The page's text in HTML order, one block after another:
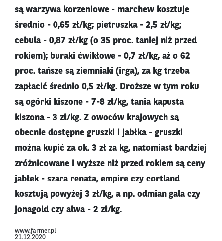
są warzywa korzeniowe - marchew kosztuje
średnio - 0,65 zł/kg; pietruszka - 2,5 zł/kg;
cebula - 0,87 zł/kg (o 35 proc. taniej niż przed
rokiem); buraki ćwikłowe - 0,7 zł/kg, aż o 62
proc. tańsze są ziemniaki (irga), za kg trzeba
zapłacić średnio 0,5 zł/kg. Droższe w tym roku
są ogórki kiszone - 7-8 zł/kg, tania kapusta
kiszona - 3 zł/kg. Z owoców krajowych są
obecnie dostępne gruszki i jabłka - gruszki
można kupić za ok. 3 zł za kg, natomiast bardziej
zróżnicowane i wyższe niż przed rokiem są ceny
jabłek - szara renata, empire czy cortland
kosztują powyżej 3 zł/kg, a np. odmian gala czy
jonagold czy alwa - 2 zł/kg.
www.farmer.pl
21.12.2020